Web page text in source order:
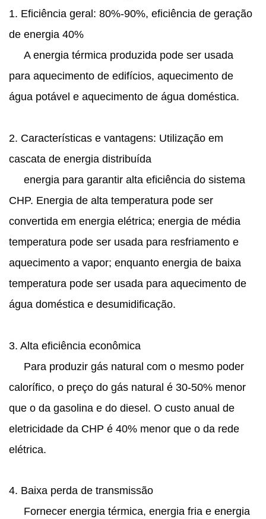
1. Eficiência geral: 80%-90%, eficiência de geração
de energia 40%
A energia térmica produzida pode ser usada
para aquecimento de edifícios, aquecimento de
água potável e aquecimento de água doméstica.
2. Características e vantagens: Utilização em
cascata de energia distribuída
energia para garantir alta eficiência do sistema
CHP. Energia de alta temperatura pode ser
convertida em energia elétrica; energia de média
temperatura pode ser usada para resfriamento e
aquecimento a vapor; enquanto energia de baixa
temperatura pode ser usada para aquecimento de
água doméstica e desumidificação.
3. Alta eficiência econômica
Para produzir gás natural com o mesmo poder
calorífico, o preço do gás natural é 30-50% menor
que o da gasolina e do diesel. O custo anual de
eletricidade da CHP é 40% menor que o da rede
elétrica.
4. Baixa perda de transmissão
Fornecer energia térmica, energia fria e energia